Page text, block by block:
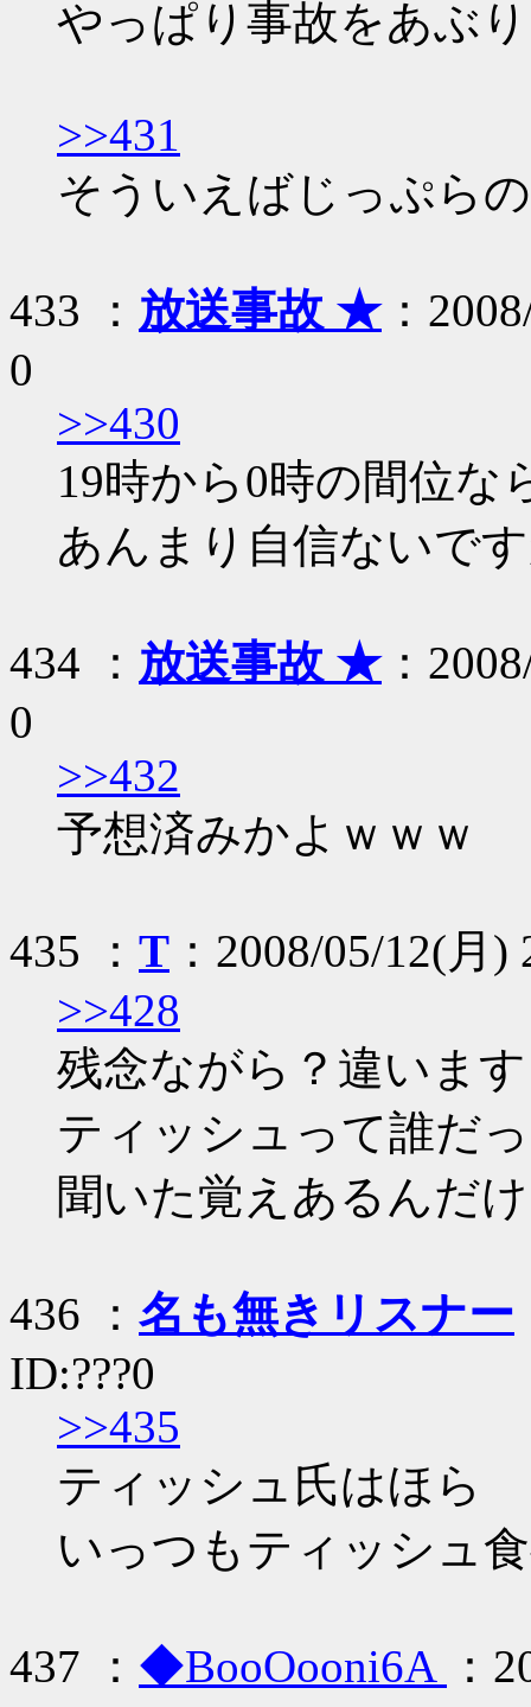
やっぱり事故をあぶ
>>431
そういえばじっぷら
433 ： 放送事故 ★：
0
>>430
19時から0時の間位な
あんまり自信ないで
434 ： 放送事故 ★：
0
>>432
予想済みかよｗｗｗ
435 ： T ：2008/05/12(月)
>>428
残念ながら？違います
ティッシュって誰だ
聞いた覚えあるんだ
436 ： 名も無きリスナー
ID:???0
>>435
ティッシュ氏はほら
いっつもティッシュ
437 ： ◆BooOooni6A
：